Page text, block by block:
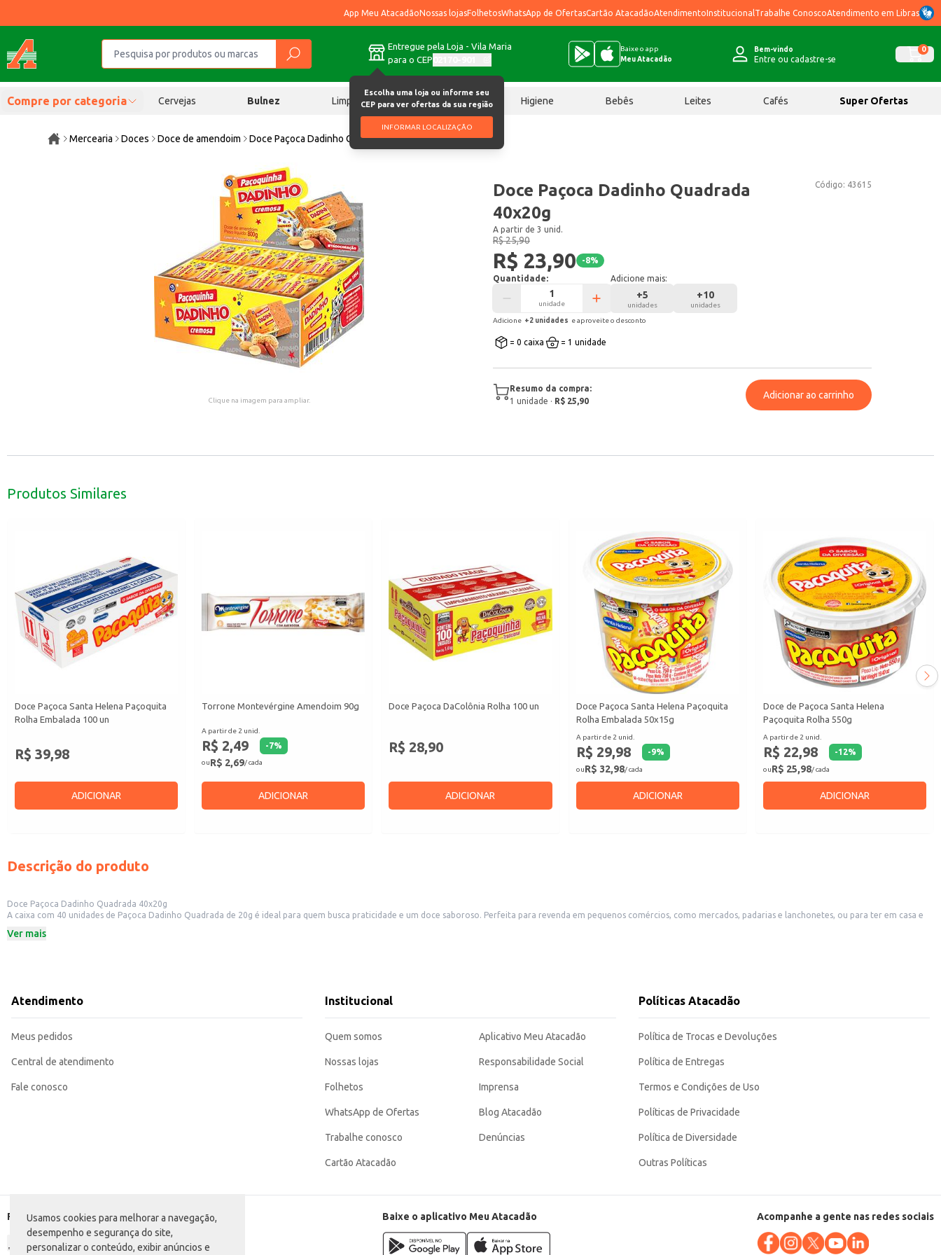
Usamos cookies para melhorar a navegação,
desempenho e segurança do site,
personalizar o conteúdo, exibir anúncios e
App Meu AtacadãoNossas lojasFolhetosWhatsApp de OfertasCartão AtacadãoAtendimentoInstitucional Trabalhe ConoscoAtendimento em Libras
Entregue pela Loja - Vila Maria
para o CEP
Escolha uma loja ou informe seu
CEP para ver ofertas da sua região
INFORMAR LOCALIZAÇÃO
Baixe o app
Meu Atacadão
Bem-vindo
Entre ou cadastre-se
0
Compre por categoria Cervejas Bulnez Limpeza Chocolates Higiene Bebês Leites Cafés Super Ofertas
Mercearia Doces Doce de amendoim Doce Paçoca Dadinho Quadrada 40x20g
Clique na imagem para ampliar.
Código: 43615
Doce Paçoca Dadinho Quadrada
40x20g
A partir de 3 unid.
R$ 25,90
R$ 23,90 -8%
Quantidade:
unidade
Adicione mais:
+5
unidades
+10
unidades
Adicione +2 unidades e aproveite o desconto
= 0 caixa = 1 unidade
Resumo da compra:
1 unidade · R$ 25,90
Adicionar ao carrinho
Produtos Similares
Doce Paçoca Santa Helena Paçoquita
Rolha Embalada 100 un
R$ 39,98
ADICIONAR
Torrone Montevérgine Amendoim 90g
A partir de 2 unid.
R$ 2,49 -7%
ouR$ 2,69/ cada
ADICIONAR
Doce Paçoca DaColônia Rolha 100 un
R$ 28,90
ADICIONAR
Doce Paçoca Santa Helena Paçoquita
Rolha Embalada 50x15g
A partir de 2 unid.
R$ 29,98 -9%
ouR$ 32,98/ cada
ADICIONAR
Doce de Paçoca Santa Helena
Paçoquita Rolha 550g
A partir de 2 unid.
R$ 22,98 -12%
ouR$ 25,98/ cada
ADICIONAR
Descrição do produto
Doce Paçoca Dadinho Quadrada 40x20g
A caixa com 40 unidades de Paçoca Dadinho Quadrada de 20g é ideal para quem busca praticidade e um doce saboroso. Perfeita para revenda em pequenos comércios, como mercados, padarias e lanchonetes, ou para ter em casa e
Dicas de Uso:
Ver mais
Atendimento
Meus pedidos
Central de atendimento
Fale conosco
Institucional
Quem somos
Nossas lojas
Folhetos
WhatsApp de Ofertas
Trabalhe conosco
Cartão Atacadão
Aplicativo Meu Atacadão
Responsabilidade Social
Imprensa
Blog Atacadão
Denúncias
Políticas Atacadão
Política de Trocas e Devoluções
Política de Entregas
Termos e Condições de Uso
Políticas de Privacidade
Política de Diversidade
Outras Políticas
Formas de pagamento Baixe o aplicativo Meu Atacadão Acompanhe a gente nas redes sociais